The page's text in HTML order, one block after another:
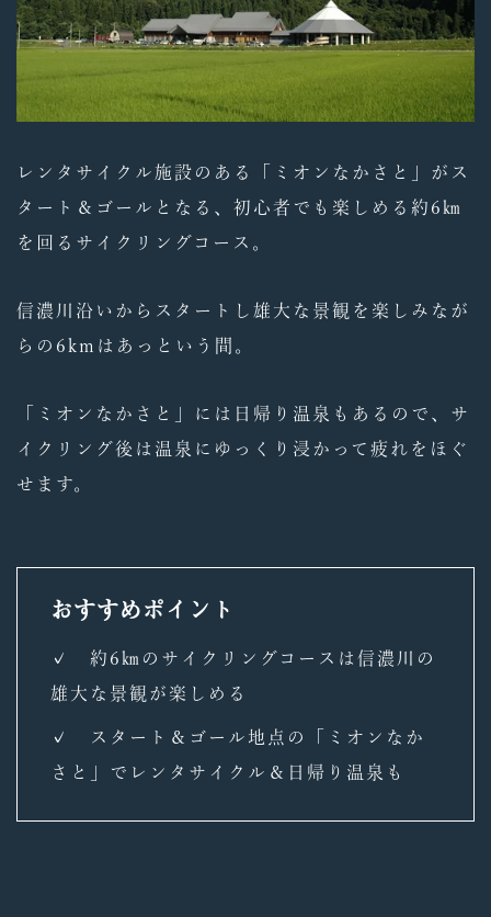
レンタサイクル施設のある「ミオンなかさと」がス
タート＆ゴールとなる、初心者でも楽しめる約6㎞
を回るサイクリングコース。
信濃川沿いからスタートし雄大な景観を楽しみなが
らの6kmはあっという間。
「ミオンなかさと」には日帰り温泉もあるので、サ
イクリング後は温泉にゆっくり浸かって疲れをほぐ
せます。
おすすめポイント
✓ 約6㎞のサイクリングコースは信濃川の
雄大な景観が楽しめる
✓ スタート＆ゴール地点の「ミオンなか
さと」でレンタサイクル＆日帰り温泉も